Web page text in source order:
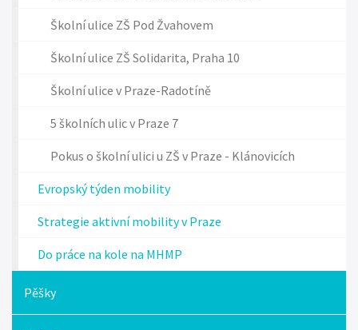
Školní ulice ZŠ Pod Žvahovem
Školní ulice ZŠ Solidarita, Praha 10
Školní ulice v Praze-Radotíně
5 školních ulic v Praze 7
Pokus o školní ulici u ZŠ v Praze - Klánovicích
Evropský týden mobility
Strategie aktivní mobility v Praze
Do práce na kole na MHMP
Pěšky